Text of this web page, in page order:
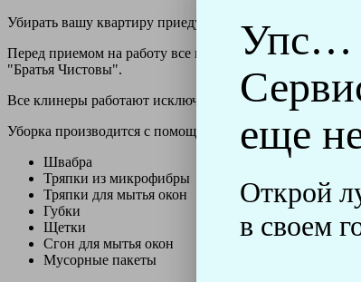
Упс…
еще
Открой
в своем
Убирать вашу квартиру приедут профессионально
Перед приемом на работу все клинеры проходят
"Братья Чистовы".
Все клинеры работают исключительно в форме с
Уборка производится с помощью профессиональных
Швабра
Тряпки из микрофибры
Тряпки для мытья окон
Губки
Щетки
Сгон для мытья окон
Мусорные пакеты